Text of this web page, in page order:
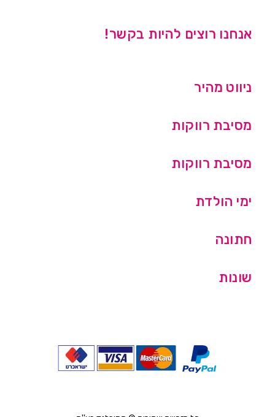
אנחנו רוצים להיות בקשר!
ניווט מהיר
מסיבת רווקות
מסיבת רווקות
ימי הולדת
חתונה
שונות